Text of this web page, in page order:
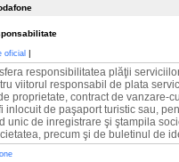
oficial |
responsibilitatea plăţii
viitorul responsabil de plata
proprietate, contract de vanzare-
inlocuit de paşaport turistic sau,
unic de inregistrare şi ştampila
precum şi de buletinul de